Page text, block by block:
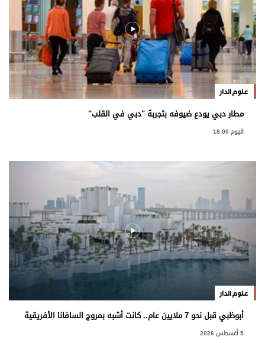
علوم الدار
مطار دبي يودع ضيوفه بتجربة "دبي في القلب"
اليوم 18:00
علوم الدار
أبوظبي قبل نحو 7 ملايين عام.. كانت أشبه بمروج السافانا الأفريقية
5 أغسطس 2026